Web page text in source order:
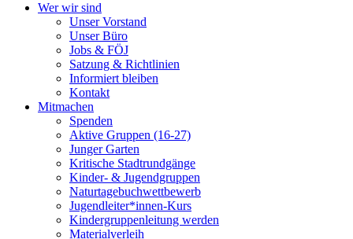
Wer wir sind
Unser Vorstand
Unser Büro
Jobs & FÖJ
Satzung & Richtlinien
Informiert bleiben
Kontakt
Mitmachen
Spenden
Aktive Gruppen (16-27)
Junger Garten
Kritische Stadtrundgänge
Kinder- & Jugendgruppen
Naturtagebuchwettbewerb
Jugendleiter*innen-Kurs
Kindergruppenleitung werden
Materialverleih